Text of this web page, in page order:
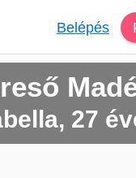
Belépés
27